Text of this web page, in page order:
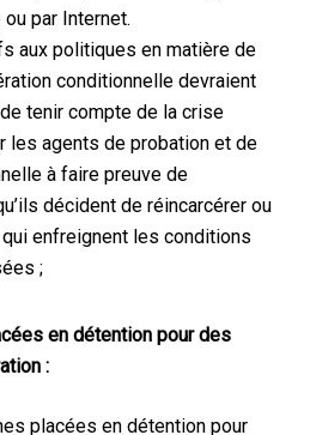
par Internet.
aux politiques en matière de
conditionnelle devraient
tenir compte de la crise
les agents de probation et de
à faire preuve de
décident de réincarcérer ou
enfreignent les conditions
;
en détention pour des
:
placées en détention pour